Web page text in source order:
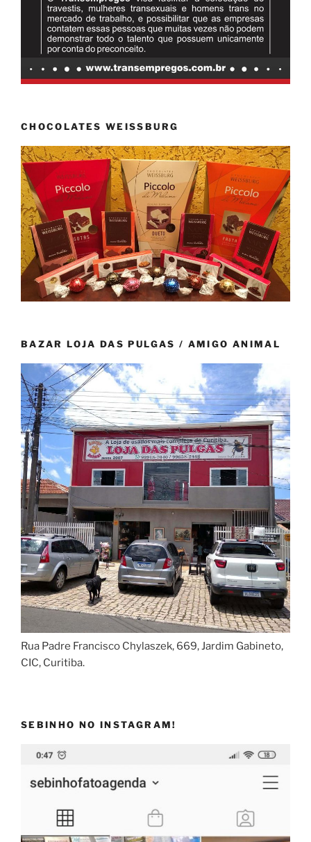
CHOCOLATES WEISSBURG
BAZAR LOJA DAS PULGAS / AMIGO ANIMAL
Rua Padre Francisco Chylaszek, 669, Jardim Gabineto,
CIC, Curitiba.
SEBINHO NO INSTAGRAM!